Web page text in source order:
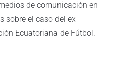
de comunicación en
sobre el caso del ex
Ecuatoriana de Fútbol.